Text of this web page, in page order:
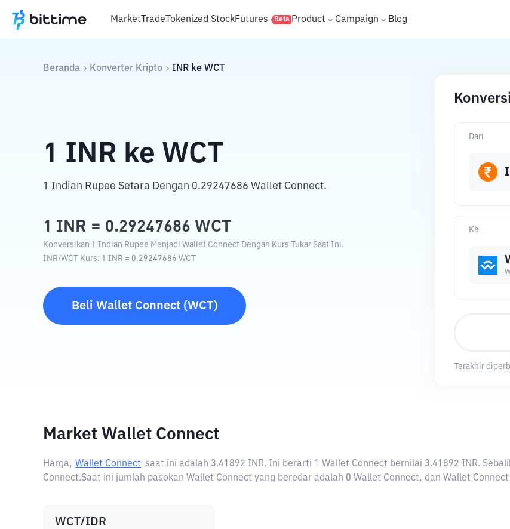
MarketTradeTokenized StockFutures Beta Product Campaign Blog
Beranda Konverter Kripto INR ke WCT
1 INR ke WCT
1 Indian Rupee Setara Dengan 0.29247686 Wallet Connect.
1 INR = 0.29247686 WCT
Konversikan 1 Indian Rupee Menjadi Wallet Connect Dengan Kurs Tukar Saat Ini.
INR/WCT Kurs: 1 INR = 0.29247686 WCT
Beli Wallet Connect(WCT)
Konversi
Ke
Dari
Terakhir
Market Wallet Connect
Harga, Wallet Connect saat ini adalah 3.41892 INR. Ini berarti 1 Wallet Connect bernilai 3.41892 INR.
Connect.Saat ini jumlah pasokan Wallet Connect yang beredar adalah 0 Wallet Connect, dan Wallet
WCT/IDR